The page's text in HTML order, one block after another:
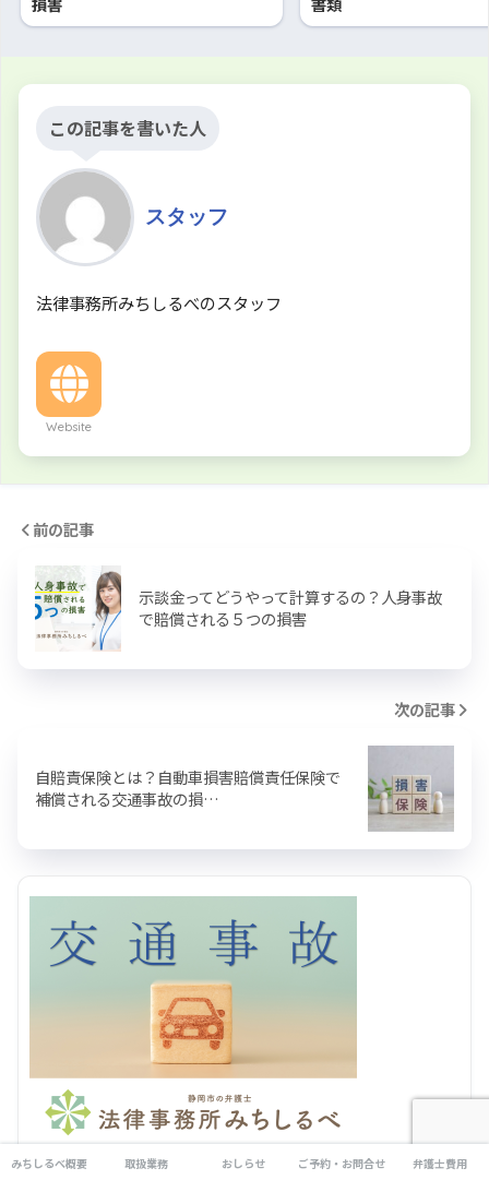
この記事を書いた人
スタッフ
法律事務所みちしるべのスタッフ
Website
前の記事
示談金ってどうやって計算するの？人身事故
で賠償される５つの損害
次の記事
自賠責保険とは？自動車損害賠償責任保険で
補償される交通事故の損…
みちしるべ概要 取扱業務 おしらせ ご予約・お問合せ 弁護士費用